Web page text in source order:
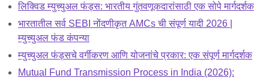
लिक्विड म्युच्युअल फंड्स: भारतीय गुंतवणूकदारांसाठी एक सोपे मार्गदर्शक
भारतातील सर्व SEBI नोंदणीकृत AMCs ची संपूर्ण यादी 2026 |
म्युच्युअल फंड कंपन्या
म्युच्युअल फंड्सचे वर्गीकरण आणि योजनांचे प्रकार: एक संपूर्ण मार्गदर्शक
Mutual Fund Transmission Process in India (2026):